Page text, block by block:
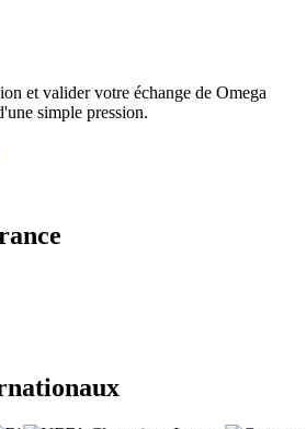
et valider votre échange de Omega
simple pression.